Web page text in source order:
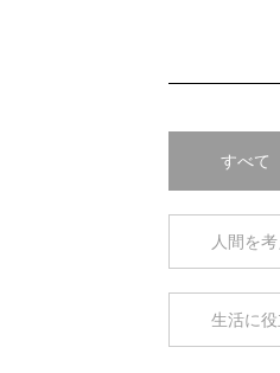
すべて
人間を
生活に